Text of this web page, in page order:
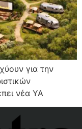
για την
νέα ΥΑ